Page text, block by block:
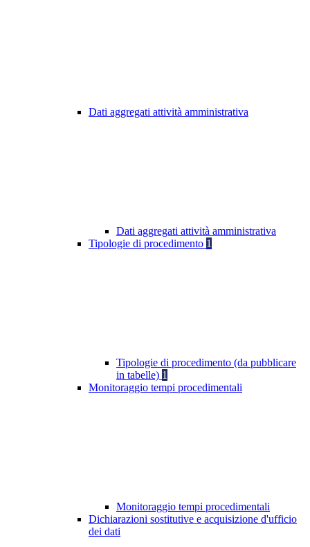
Dati aggregati attività amministrativa
Dati aggregati attività amministrativa
Tipologie di procedimento 1
Tipologie di procedimento (da pubblicare
in tabelle) 1
Monitoraggio tempi procedimentali
Monitoraggio tempi procedimentali
Dichiarazioni sostitutive e acquisizione d'ufficio
dei dati